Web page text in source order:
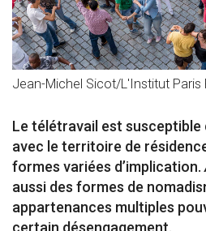
Jean-Michel Sicot/L'Institut Paris
Le télétravail est susceptible
avec le territoire de
formes variées d’implication.
aussi des formes de
appartenances multiples
certain désengagement.